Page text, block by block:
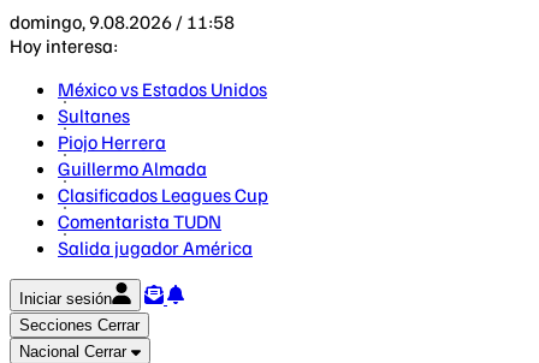
domingo, 9.08.2026 / 11:58
Hoy interesa:
México vs Estados Unidos
Sultanes
Piojo Herrera
Guillermo Almada
Clasificados Leagues Cup
Comentarista TUDN
Salida jugador América
Iniciar sesión
Secciones Cerrar
Nacional Cerrar